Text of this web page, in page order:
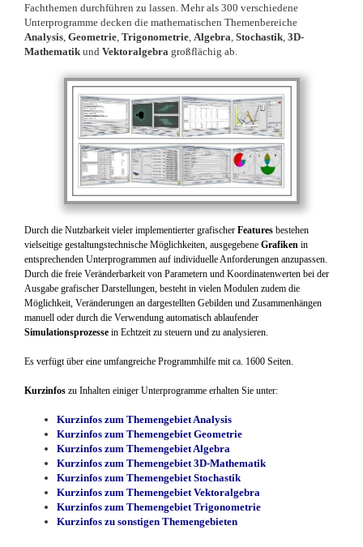
Fachthemen durchführen zu lassen. Mehr als 300 verschiedene
Unterprogramme decken die mathematischen Themenbereiche
Analysis Geometrie Trigonometrie Algebra Stochastik 3D-
Mathematik und Vektoralgebra großflächig ab.
Durch die Nutzbarkeit vieler implementierter grafischer Features bestehen
vielseitige gestaltungstechnische Möglichkeiten, ausgegebene Grafiken in
entsprechenden Unterprogrammen auf individuelle Anforderungen anzupassen.
Durch die freie Veränderbarkeit von Parametern und Koordinatenwerten bei der
Ausgabe grafischer Darstellungen, besteht in vielen Modulen zudem die
Möglichkeit, Veränderungen an dargestellten Gebilden und Zusammenhängen
manuell oder durch die Verwendung automatisch ablaufender
Simulationsprozesse in Echtzeit zu steuern und zu analysieren.
Es verfügt über eine umfangreiche Programmhilfe mit ca. 1600 Seiten.
Kurzinfos zu Inhalten einiger Unterprogramme erhalten Sie unter:
Kurzinfos zum Themengebiet Analysis
Kurzinfos zum Themengebiet Geometrie
Kurzinfos zum Themengebiet Algebra
Kurzinfos zum Themengebiet 3D-Mathematik
Kurzinfos zum Themengebiet Stochastik
Kurzinfos zum Themengebiet Vektoralgebra
Kurzinfos zum Themengebiet Trigonometrie
Kurzinfos zu sonstigen Themengebieten